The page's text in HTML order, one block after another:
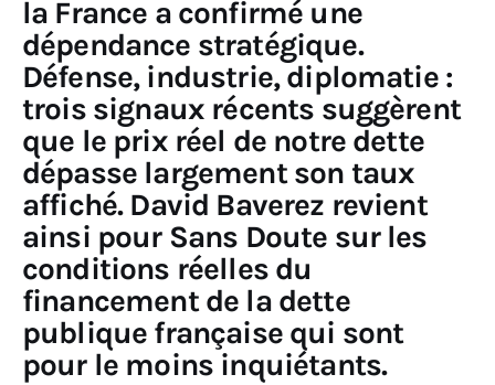
la France a confirmé une
dépendance stratégique.
Défense, industrie, diplomatie :
trois signaux récents suggèrent
que le prix réel de notre dette
dépasse largement son taux
affiché.David Baverez revient
ainsi pour Sans Doute sur les
conditions réelles du
financement de la dette
publique française qui sont
pour le moins inquiétants.